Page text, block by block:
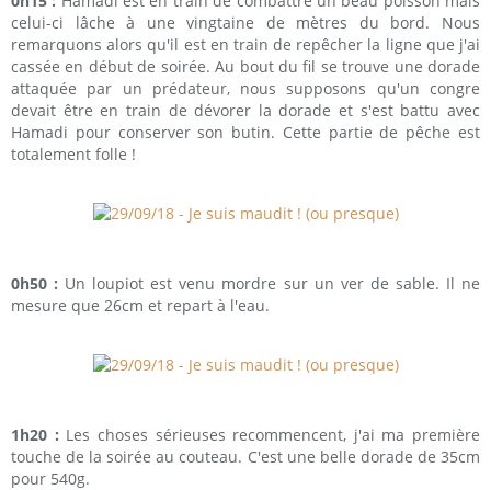
celui-ci lâche à une vingtaine de mètres du bord. Nous
remarquons alors qu'il est en train de repêcher la ligne que j'ai
cassée en début de soirée. Au bout du fil se trouve une dorade
attaquée par un prédateur, nous supposons qu'un congre
devait être en train de dévorer la dorade et s'est battu avec
Hamadi pour conserver son butin. Cette partie de pêche est
totalement folle !
0h50 : Un loupiot est venu mordre sur un ver de sable. Il ne
mesure que 26cm et repart à l'eau.
1h20 : Les choses sérieuses recommencent, j'ai ma première
touche de la soirée au couteau. C'est une belle dorade de 35cm
pour 540g.